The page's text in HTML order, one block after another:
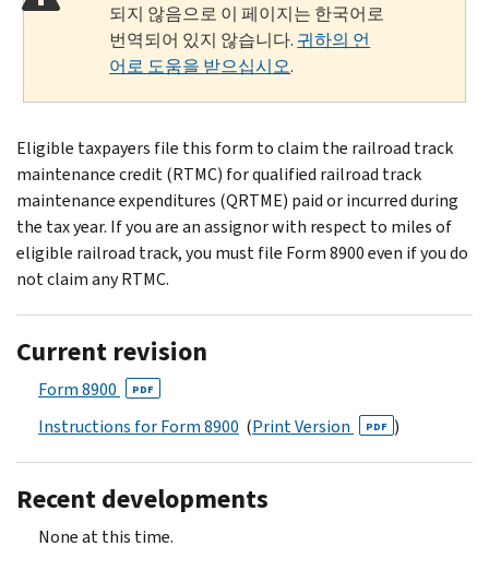
되지 않음으로 이 페이지는 한국어로
번역되어 있지 않습니다. 귀하의 언
어로 도움을 받으십시오.
Eligible taxpayers file this form to claim the railroad track
maintenance credit (RTMC) for qualified railroad track
maintenance expenditures (QRTME) paid or incurred during
the tax year. If you are an assignor with respect to miles of
eligible railroad track, you must file Form 8900 even if you do
not claim any RTMC.
Current revision
Form 8900 PDF
Instructions for Form 8900 (Print Version PDF )
Recent developments
None at this time.